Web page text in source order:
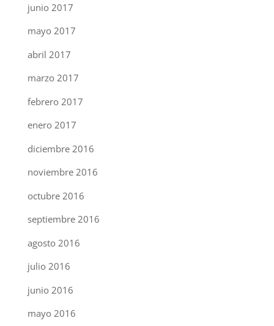
junio 2017
mayo 2017
abril 2017
marzo 2017
febrero 2017
enero 2017
diciembre 2016
noviembre 2016
octubre 2016
septiembre 2016
agosto 2016
julio 2016
junio 2016
mayo 2016